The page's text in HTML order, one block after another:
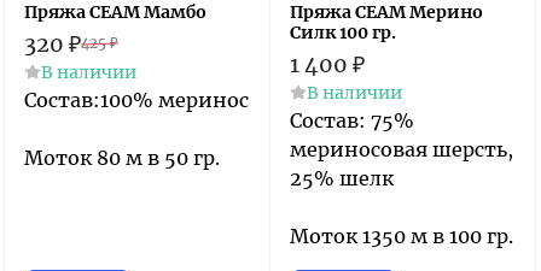
Пряжа СЕАМ Мамбо
320 ₽425 ₽
В наличии
Состав:100% меринос
Моток 80 м в 50 гр.
Пряжа СЕАМ Мерино
Силк 100 гр.
1 400 ₽
В наличии
Состав: 75%
мериносовая шерсть,
25% шелк
Моток 1350 м в 100 гр.